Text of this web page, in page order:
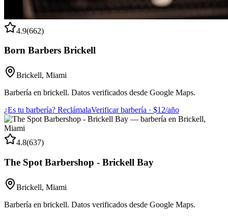
4.9(662)
Born Barbers Brickell
Brickell, Miami
Barbería en brickell. Datos verificados desde Google Maps.
¿Es tu barbería? ReclámalaVerificar barbería · $12/año
4.8(637)
The Spot Barbershop - Brickell Bay
Brickell, Miami
Barbería en brickell. Datos verificados desde Google Maps.